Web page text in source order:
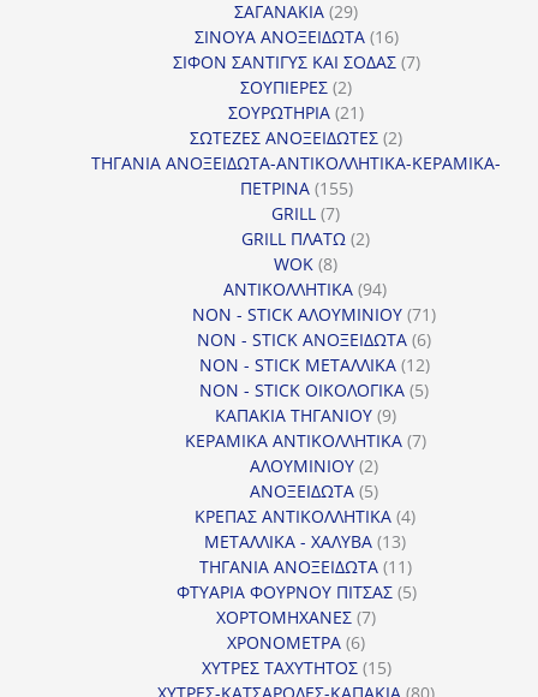
ΣΑΓΑΝΑΚΙΑ 2929
προϊόντα
ΣΙΝΟΥΑ ΑΝΟΞΕΙΔΩΤΑ 1616
προϊόντα
ΣΙΦΟΝ ΣΑΝΤΙΓΥΣ ΚΑΙ ΣΟΔΑΣ 77
ΣΟΥΠΙΕΡΕΣ 22
προϊόντα
ΣΟΥΡΩΤΗΡΙΑ 2121
προϊόντα
ΣΩΤΕΖΕΣ ΑΝΟΞΕΙΔΩΤΕΣ 22
προϊόντα
ΤΗΓΑΝΙΑ ΑΝΟΞΕΙΔΩΤΑ-ΑΝΤΙΚΟΛΛΗΤΙΚΑ-ΚΕΡΑΜΙΚΑ-
ΠΕΤΡΙΝΑ 155155
GRILL 77
προϊόντα
GRILL ΠΛΑΤΩ 22
WOK 88
προϊόντα
ΑΝΤΙΚΟΛΛΗΤΙΚΑ 9494
προϊόντα
NON - STICK ΑΛΟΥΜΙΝΙΟΥ 7171
προϊόντα
NON - STICK ΑΝΟΞΕΙΔΩΤΑ 66
προϊόντα
NON - STICK ΜΕΤΑΛΛΙΚΑ 1212
προϊόντα
NON - STICK ΟΙΚΟΛΟΓΙΚΑ 55
ΚΑΠΑΚΙΑ ΤΗΓΑΝΙΟΥ 99
προϊόντα
ΚΕΡΑΜΙΚΑ ΑΝΤΙΚΟΛΛΗΤΙΚΑ 77
ΑΛΟΥΜΙΝΙΟΥ 22
προϊόντα
ΑΝΟΞΕΙΔΩΤΑ 55
προϊόντα
ΚΡΕΠΑΣ ΑΝΤΙΚΟΛΛΗΤΙΚΑ 44
ΜΕΤΑΛΛΙΚΑ - ΧΑΛΥΒΑ 1313
προϊόντα
ΤΗΓΑΝΙΑ ΑΝΟΞΕΙΔΩΤΑ 1111
προϊόντα
ΦΤΥΑΡΙΑ ΦΟΥΡΝΟΥ ΠΙΤΣΑΣ 55
ΧΟΡΤΟΜΗΧΑΝΕΣ 77
ΧΡΟΝΟΜΕΤΡΑ 66
προϊόντα
ΧΥΤΡΕΣ ΤΑΧΥΤΗΤΟΣ 1515
προϊόντα
ΧΥΤΡΕΣ-ΚΑΤΣΑΡΟΛΕΣ-ΚΑΠΑΚΙΑ 8080